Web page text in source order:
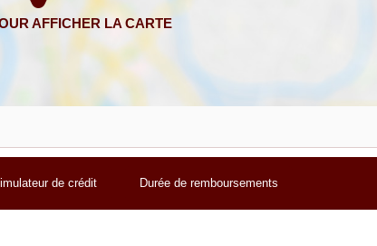
de crédit Durée de remboursements